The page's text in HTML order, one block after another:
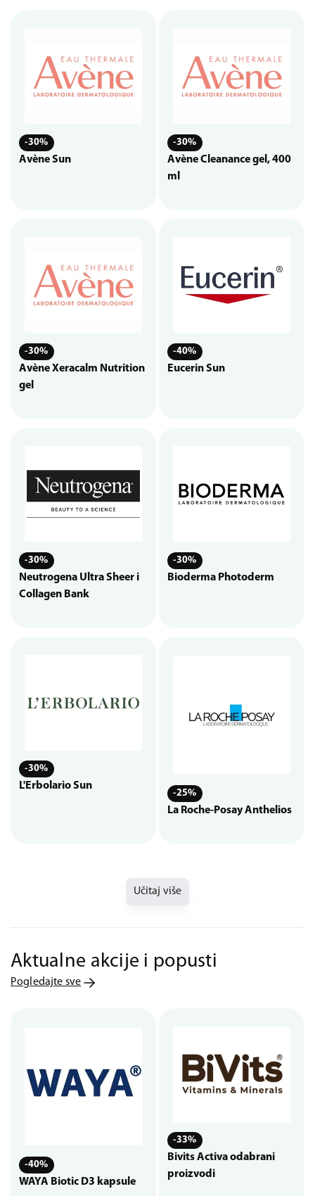
-30%
Avène Sun
-30%
Avène Cleanance gel, 400
ml
-30%
Avène Xeracalm Nutrition
gel
-40%
Eucerin Sun
-30%
Neutrogena Ultra Sheer i
Collagen Bank
-30%
Bioderma Photoderm
-30%
L'Erbolario Sun
-25%
La Roche-Posay Anthelios
Učitaj više
Aktualne akcije i popusti
Pogledajte sve
-40%
WAYA Biotic D3 kapsule
-33%
Bivits Activa odabrani
proizvodi